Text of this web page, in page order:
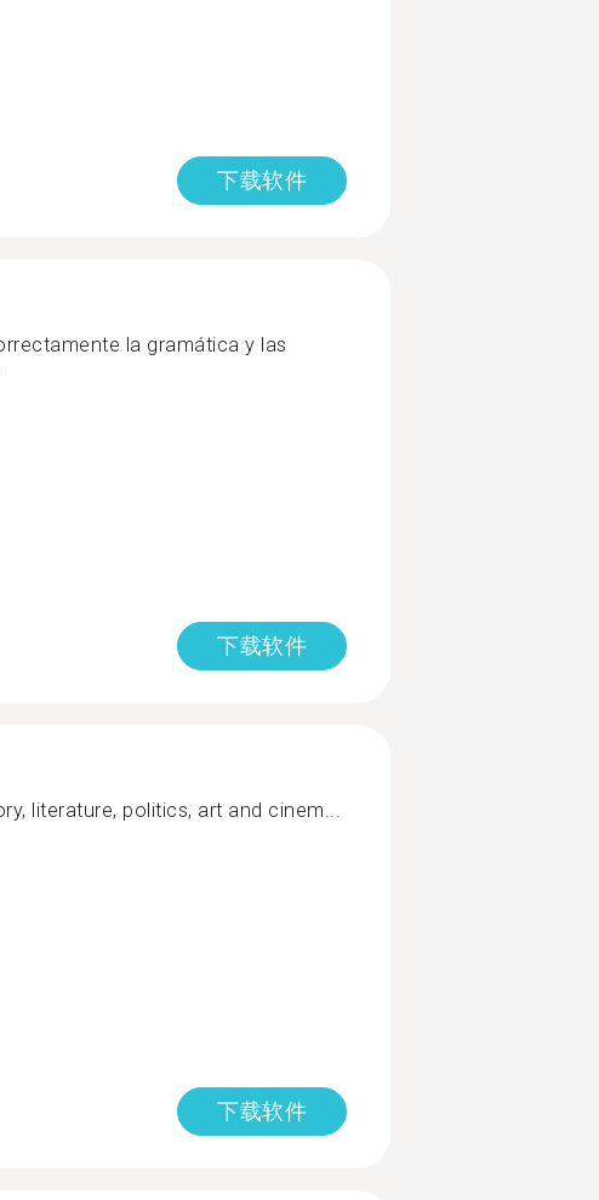
下载软件
la gramática y las
下载软件
literature, politics, art and cinem...
下载软件